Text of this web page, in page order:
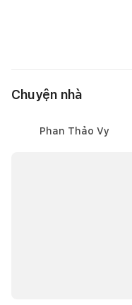
Chuyện nhà
Phan Thảo Vy